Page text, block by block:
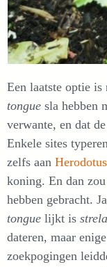
Een laatste optie is
tongue sla hebben
verwante, en dat
Enkele sites
zelfs aan Herodotus
koning. En dan
hebben gebracht.
tongue lijkt is
dateren, maar
zoekpogingen